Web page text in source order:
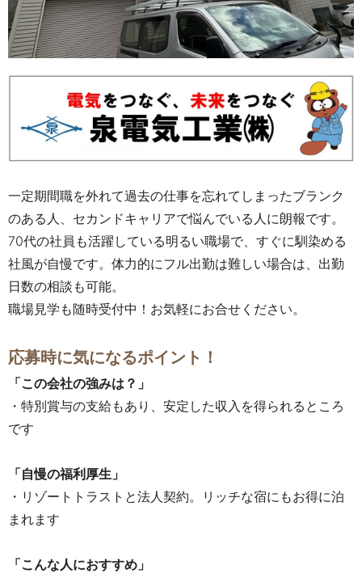
一定期間職を外れて過去の仕事を忘れてしまったブランク
のある人、セカンドキャリアで悩んでいる人に朗報です。
70代の社員も活躍している明るい職場で、すぐに馴染める
社風が自慢です。体力的にフル出勤は難しい場合は、出勤
日数の相談も可能。
職場見学も随時受付中！お気軽にお合せください。
応募時に気になるポイント！
「この会社の強みは？」
・特別賞与の支給もあり、安定した収入を得られるところ
です
「自慢の福利厚生」
・リゾートトラストと法人契約。リッチな宿にもお得に泊
まれます
「こんな人におすすめ」